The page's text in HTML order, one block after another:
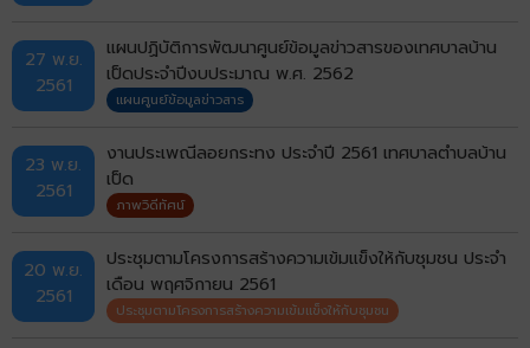
27 พ.ย.
2561
แผนปฏิบัติการพัฒนาศูนย์ข้อมูลข่าวสารของเทศบาลบ้าน
เป็ดประจำปีงบประมาณ พ.ศ. 2562
แผนศูนย์ข้อมูลข่าวสาร
23 พ.ย.
2561
งานประเพณีลอยกระทง ประจำปี 2561 เทศบาลตำบลบ้าน
เป็ด
ภาพวิดีทัศน์
20 พ.ย.
2561
ประชุมตามโครงการสร้างความเข้มแข็งให้กับชุมชน ประจำ
เดือน พฤศจิกายน 2561
ประชุมตามโครงการสร้างความเข้มแข็งให้กับชุมชน